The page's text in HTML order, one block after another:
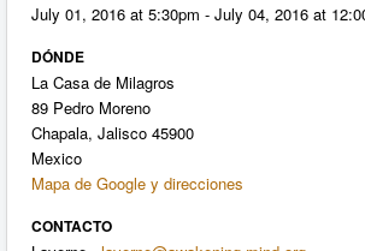
July 01, 2016 at 5:30pm - July 04, 2016 at
DÓNDE
La Casa de Milagros
89 Pedro Moreno
Chapala, Jalisco 45900
Mexico
Mapa de Google y direcciones
CONTACTO